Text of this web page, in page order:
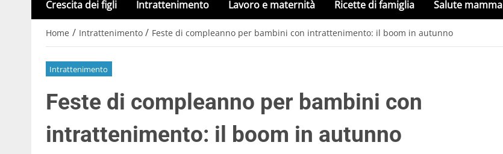
Crescita dei figli Intrattenimento Lavoro e maternità Ricette di famiglia Salute mamma
Home / Intrattenimento / Feste di compleanno per bambini con intrattenimento: il boom in autunno
Intrattenimento
Feste di compleanno per bambini con
intrattenimento: il boom in autunno